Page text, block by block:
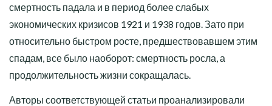
смертность падала и в период более слабых
экономических кризисов 1921 и 1938 годов. Зато при
относительно быстром росте, предшествовавшем этим
спадам, все было наоборот: смертность росла, а
продолжительность жизни сокращалась.
Авторы соответствующей статьи проанализировали